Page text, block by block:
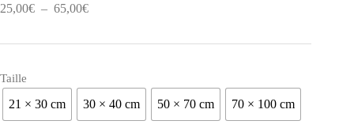
25,00€ – 65,00€Plage
Taille
21 × 30 cm 30 × 40 cm 50 × 70 cm 70 × 100 cm